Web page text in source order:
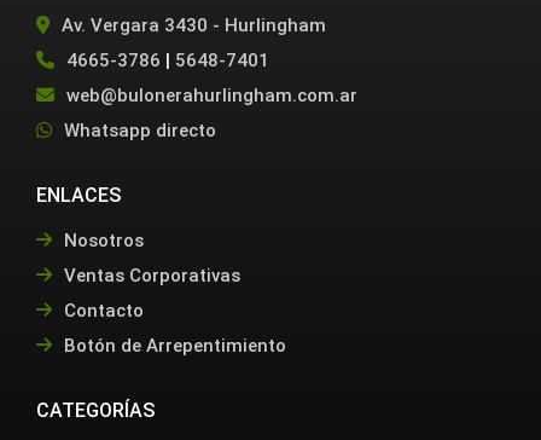
Av. Vergara 3430 - Hurlingham
4665-3786 | 5648-7401
web@bulonerahurlingham.com.ar
Whatsapp directo
ENLACES
Nosotros
Ventas Corporativas
Contacto
Botón de Arrepentimiento
CATEGORÍAS